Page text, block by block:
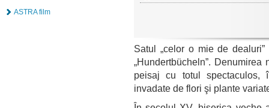
ASTRA film
Satul „celor o mie de
„Hundertbücheln”.
peisaj cu totul spectaculos,
invadate de flori şi plante